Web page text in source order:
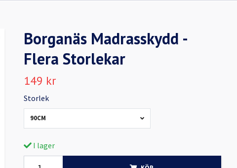
Borganäs Madrasskydd -
Flera Storlekar
149 kr
Storlek
90CM
I lager